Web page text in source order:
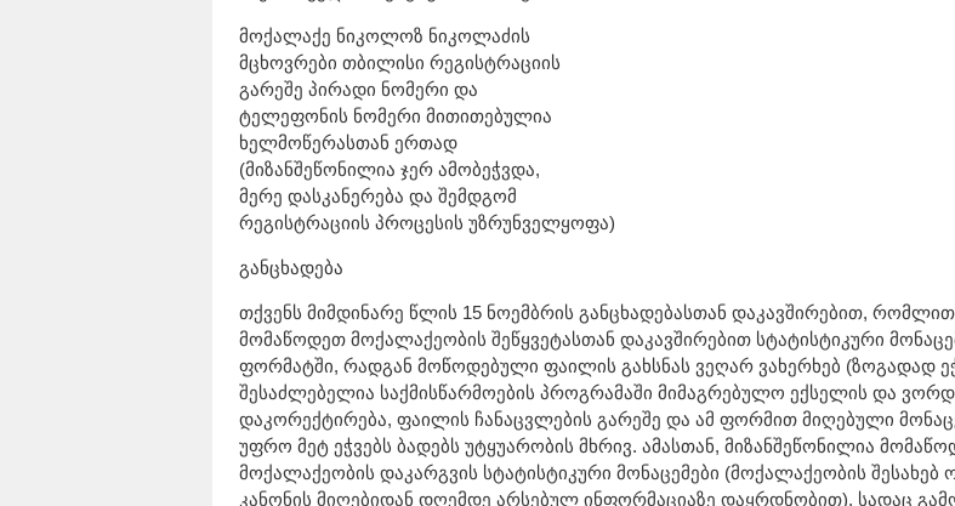
მოქალაქე ნიკოლოზ ნიკოლაძის
მცხოვრები თბილისი რეგისტრაციის
გარეშე პირადი ნომერი და
ტელეფონის ნომერი მითითებულია
ხელმოწერასთან ერთად
(მიზანშეწონილია ჯერ ამობეჭვდა,
მერე დასკანერება და შემდგომ
რეგისტრაციის პროცესის უზრუნველყოფა)
განცხადება
თქვენს მიმდინარე წლის 15 ნოემბრის განცხადებასთან დაკავშირებით,
მომაწოდეთ მოქალაქეობის შეწყვეტასთან დაკავშირებით სტატისტიკური
ფორმატში, რადგან მოწოდებული ფაილის გახსნას ვეღარ ვახერხებ (ზოგადად
შესაძლებელია საქმისწარმოების პროგრამაში მიმაგრებულო ექსელის და
დაკორექტირება, ფაილის ჩანაცვლების გარეშე და ამ ფორმით მიღებული
უფრო მეტ ეჭვებს ბადებს უტყუარობის მხრივ. ამასთან, მიზანშეწონილია
მოქალაქეობის დაკარგვის სტატისტიკური მონაცემები (მოქალაქეობის შესახებ
კანონის მიღებიდან დღემდე არსებულ ინფორმაციაზე დაყრდნობით), სადაც